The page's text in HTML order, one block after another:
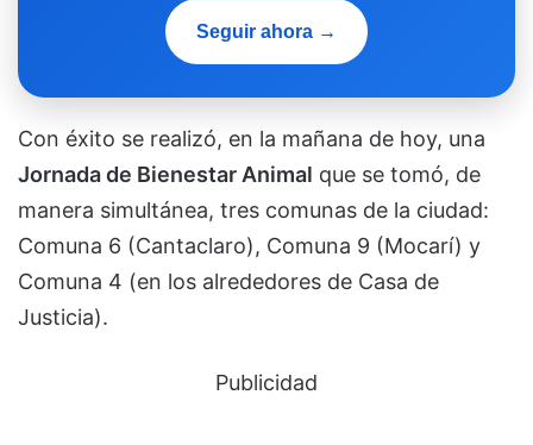
Seguir ahora →
Con éxito se realizó, en la mañana de hoy, una
Jornada de Bienestar Animal que se tomó, de
manera simultánea, tres comunas de la ciudad:
Comuna 6 (Cantaclaro), Comuna 9 (Mocarí) y
Comuna 4 (en los alrededores de Casa de
Justicia).
Publicidad